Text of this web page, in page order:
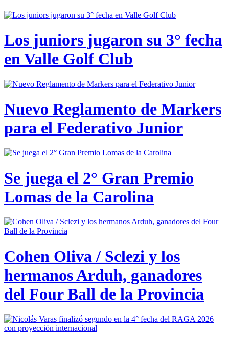
Los juniors jugaron su 3° fecha
en Valle Golf Club
Nuevo Reglamento de Markers
para el Federativo Junior
Se juega el 2° Gran Premio
Lomas de la Carolina
Cohen Oliva / Sclezi y los
hermanos Arduh, ganadores
del Four Ball de la Provincia